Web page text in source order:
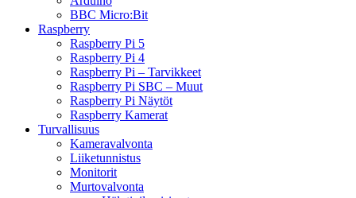
BBC Micro:Bit
Raspberry
Raspberry Pi 5
Raspberry Pi 4
Raspberry Pi – Tarvikkeet
Raspberry Pi SBC – Muut
Raspberry Pi Näytöt
Raspberry Kamerat
Turvallisuus
Kameravalvonta
Liiketunnistus
Monitorit
Murtovalvonta